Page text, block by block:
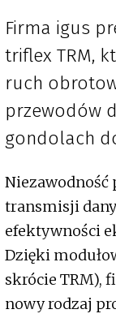
Firma igus
triflex TRM,
ruch
przewodów
gondolach
Niezawodność
transmisji
efektywności
Dzięki
skrócie TRM),
nowy rodzaj